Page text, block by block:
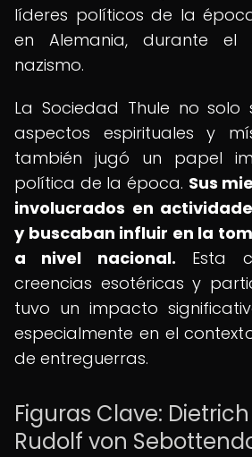
líderes políticos de la
en Alemania, durante el
nazismo.
La Sociedad Thule no
aspectos espirituales y
también jugó un papel
política de la época. Sus
involucrados en
y buscaban influir en la
a nivel nacional. Esta
creencias esotéricas y
tuvo un impacto
especialmente en el
de entreguerras.
Figuras Clave:
Rudolf von